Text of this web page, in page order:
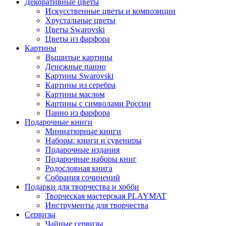
Декоративные цветы
Искусственные цветы и композиции
Хрустальные цветы
Цветы Swarovski
Цветы из фарфора
Картины
Вышитые картины
Денежные панно
Картины Swarovski
Картины из серебра
Картины маслом
Картины с символами России
Панно из фарфора
Подарочные книги
Миниатюрные книги
Наборы: книги и сувениры
Подарочные издания
Подарочные наборы книг
Родословная книга
Собрания сочинений
Подарки для творчества и хобби
Творческая мастерская PLAYMAT
Инструменты для творчества
Cервизы
Чайные сервизы